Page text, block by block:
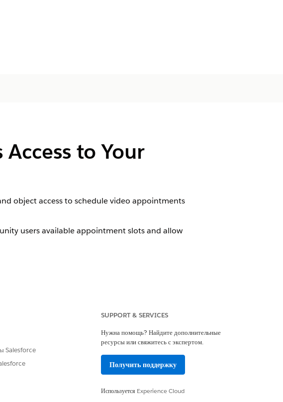
to Your
object access to schedule video appointments
users available appointment slots and allow
Salesforce
SUPPORT & SERVICES
Нужна помощь? Найдите дополнительные
ресурсы или свяжитесь с экспертом.
Получить поддержку
Используется Experience Cloud